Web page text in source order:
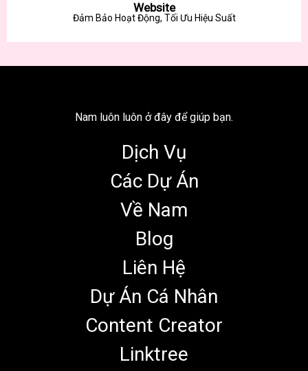
Website
Đảm Bảo Hoạt Động, Tối Ưu Hiệu Suất
Nam luôn luôn ở đây để giúp bạn.
Dịch Vụ
Các Dự Án
Về Nam
Blog
Liên Hệ
Dự Án Cá Nhân
Content Creator
Linktree